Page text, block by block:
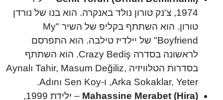
1974, צ'נק טורון נולד באנקרה. הוא בנו של נורדן
טורון. הוא השתתף בקליפ של השיר "My
Boyfriend" של יילדיז טילבה. הוא התפרסם
לראשונה בסדרה Crazy Bediş. הוא השתתף
בסדרות הטלוויזיה Aynalı Tahir, Masum Değiliz,
Arka Sokaklar, Yeter, ו-Adını Sen Koy.
Mahassine Merabet (Hira)
– ילידת 1999,